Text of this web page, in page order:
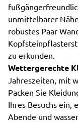
unmittelbarer
robustes Paar
zu erkunden.
Wettergerechte
Jahreszeiten, mit
Packen Sie
Ihres Besuchs ein,
Abende und